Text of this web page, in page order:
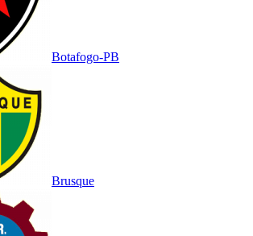
Botafogo-PB
Brusque